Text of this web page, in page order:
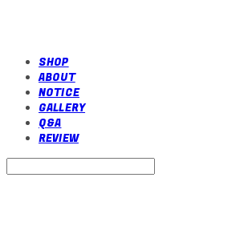
SHOP
ABOUT
NOTICE
GALLERY
Q&A
REVIEW